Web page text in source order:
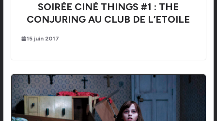
SOIRÉE CINÉ THINGS #1 : THE
CONJURING AU CLUB DE L’ETOILE
15 juin 2017